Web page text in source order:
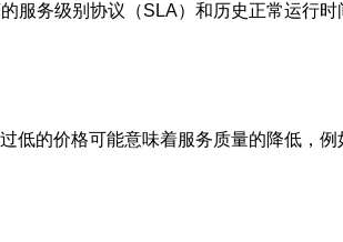
服务级别协议（SLA）和历史正常运行
的价格可能意味着服务质量的降低，